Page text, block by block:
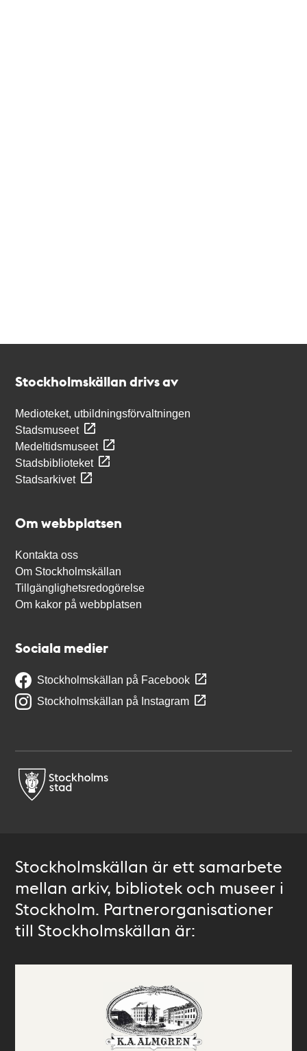
Stockholmskällan drivs av
Medioteket, utbildningsförvaltningen
Stadsmuseet
Medeltidsmuseet
Stadsbiblioteket
Stadsarkivet
Om webbplatsen
Kontakta oss
Om Stockholmskällan
Tillgänglighetsredogörelse
Om kakor på webbplatsen
Sociala medier
Stockholmskällan på Facebook
Stockholmskällan på Instagram
Stockholmskällan är ett samarbete
mellan arkiv, bibliotek och museer i
Stockholm. Partnerorganisationer
till Stockholmskällan är: